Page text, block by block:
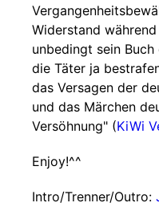
Widerstand
unbedingt sein
die Täter ja
das Versagen der
und das Märchen
Versöhnung" (KiWi
Enjoy!^^
Intro/Trenner/Outro: